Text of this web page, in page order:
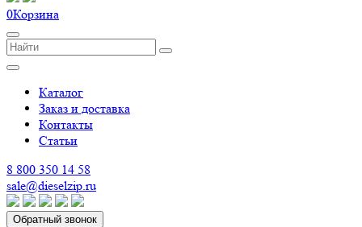
0Корзина
Каталог
Заказ и доставка
Контакты
Статьи
8 800 350 14 58
sale@dieselzip.ru
Обратный звонок